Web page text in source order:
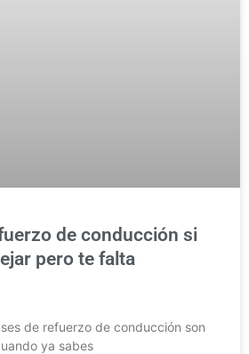
de conducción si
pero te falta
de refuerzo de conducción son
ya sabes